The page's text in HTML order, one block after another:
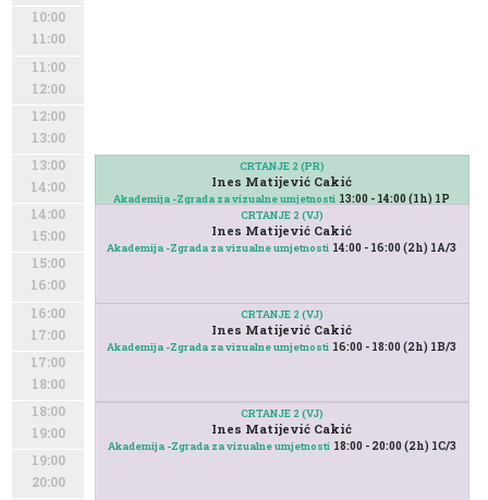
10:00
11:00
11:00
12:00
12:00
13:00
13:00
14:00
14:00
15:00
15:00
16:00
16:00
17:00
17:00
18:00
18:00
19:00
19:00
20:00
CRTANJE 2 (PR)
Ines Matijević Cakić
Akademija -Zgrada za vizualne umjetnosti 13:00 - 14:00 (1h) 1P
CRTANJE 2 (VJ)
Ines Matijević Cakić
Akademija -Zgrada za vizualne umjetnosti 18:00 - 20:00 (2h) 1C/3
CRTANJE 2 (VJ)
Ines Matijević Cakić
Akademija -Zgrada za vizualne umjetnosti 16:00 - 18:00 (2h) 1B/3
CRTANJE 2 (VJ)
Ines Matijević Cakić
Akademija -Zgrada za vizualne umjetnosti 14:00 - 16:00 (2h) 1A/3